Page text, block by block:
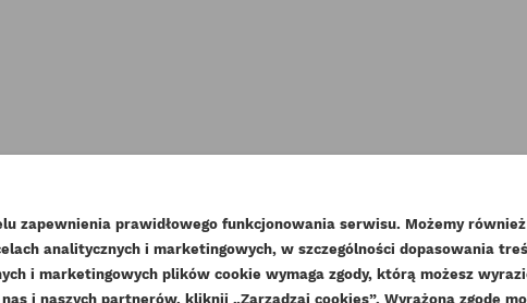
LISTĘ ŻYCZEŃ
zapewnienia prawidłowego funkcjonowania serwisu. Możemy
analitycznych i marketingowych, w szczególności dopasowania
i marketingowych plików cookie wymaga zgody, którą możesz
i naszych partnerów, kliknij „Zarządzaj cookies”. Wyrażoną zgodę